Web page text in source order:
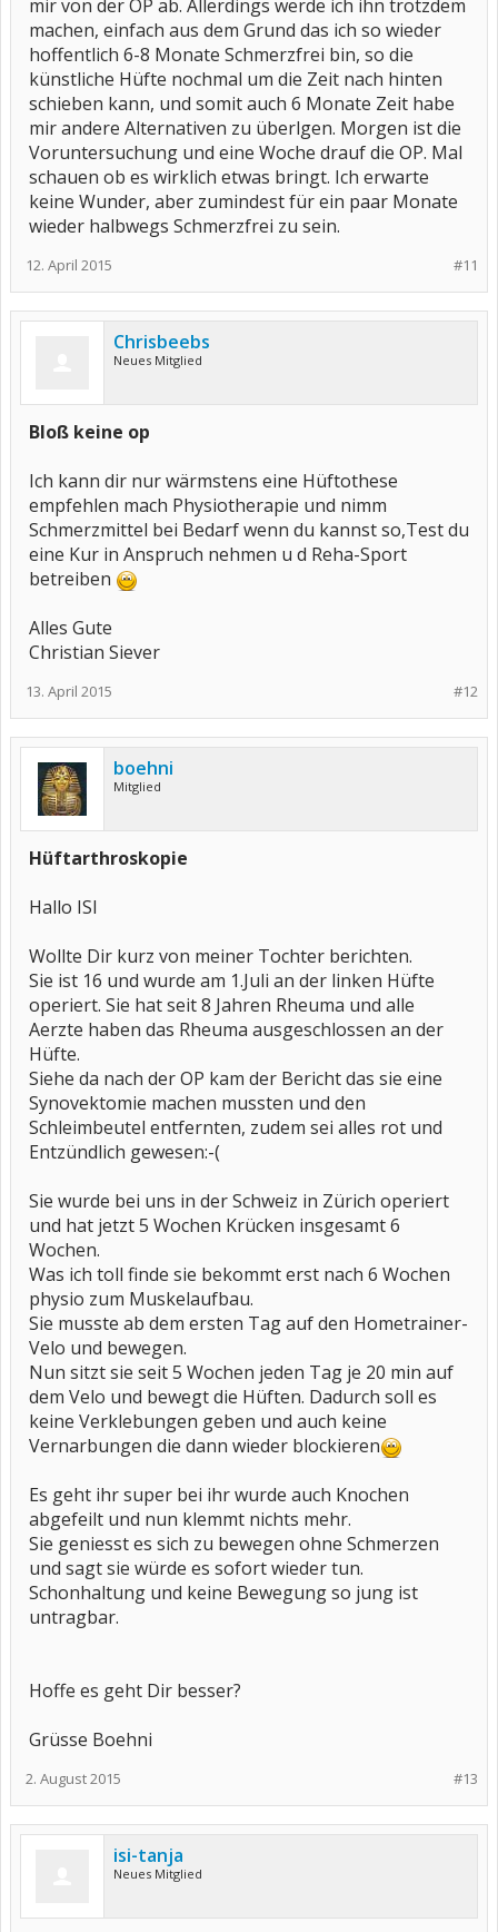
mir von der OP ab. Allerdings werde ich ihn trotzdem
machen, einfach aus dem Grund das ich so wieder
hoffentlich 6-8 Monate Schmerzfrei bin, so die
künstliche Hüfte nochmal um die Zeit nach hinten
schieben kann, und somit auch 6 Monate Zeit habe
mir andere Alternativen zu überlgen. Morgen ist die
Voruntersuchung und eine Woche drauf die OP. Mal
schauen ob es wirklich etwas bringt. Ich erwarte
keine Wunder, aber zumindest für ein paar Monate
wieder halbwegs Schmerzfrei zu sein.
#11
12. April 2015
Chrisbeebs
Neues Mitglied
Bloß keine op
Ich kann dir nur wärmstens eine Hüftothese
empfehlen mach Physiotherapie und nimm
Schmerzmittel bei Bedarf wenn du kannst so,Test du
eine Kur in Anspruch nehmen u d Reha-Sport
betreiben
Alles Gute
Christian Siever
#12
13. April 2015
boehni
Mitglied
Hüftarthroskopie
Hallo ISI
Wollte Dir kurz von meiner Tochter berichten.
Sie ist 16 und wurde am 1.Juli an der linken Hüfte
operiert. Sie hat seit 8 Jahren Rheuma und alle
Aerzte haben das Rheuma ausgeschlossen an der
Hüfte.
Siehe da nach der OP kam der Bericht das sie eine
Synovektomie machen mussten und den
Schleimbeutel entfernten, zudem sei alles rot und
Entzündlich gewesen:-(
Sie wurde bei uns in der Schweiz in Zürich operiert
und hat jetzt 5 Wochen Krücken insgesamt 6
Wochen.
Was ich toll finde sie bekommt erst nach 6 Wochen
physio zum Muskelaufbau.
Sie musste ab dem ersten Tag auf den Hometrainer-
Velo und bewegen.
Nun sitzt sie seit 5 Wochen jeden Tag je 20 min auf
dem Velo und bewegt die Hüften. Dadurch soll es
keine Verklebungen geben und auch keine
Vernarbungen die dann wieder blockieren
Es geht ihr super bei ihr wurde auch Knochen
abgefeilt und nun klemmt nichts mehr.
Sie geniesst es sich zu bewegen ohne Schmerzen
und sagt sie würde es sofort wieder tun.
Schonhaltung und keine Bewegung so jung ist
untragbar.
Hoffe es geht Dir besser?
Grüsse Boehni
#13
2. August 2015
isi-tanja
Neues Mitglied